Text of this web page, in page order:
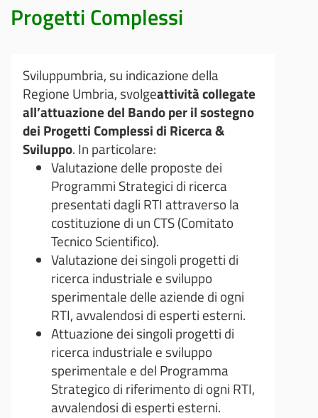
Progetti Complessi
Sviluppumbria, su indicazione della
Regione Umbria, svolgeattività collegate
all’attuazione del Bando per il sostegno
dei Progetti Complessi di Ricerca &
Sviluppo. In particolare:
Valutazione delle proposte dei
Programmi Strategici di ricerca
presentati dagli RTI attraverso la
costituzione di un CTS (Comitato
Tecnico Scientifico).
Valutazione dei singoli progetti di
ricerca industriale e sviluppo
sperimentale delle aziende di ogni
RTI, avvalendosi di esperti esterni.
Attuazione dei singoli progetti di
ricerca industriale e sviluppo
sperimentale e del Programma
Strategico di riferimento di ogni RTI,
avvalendosi di esperti esterni.